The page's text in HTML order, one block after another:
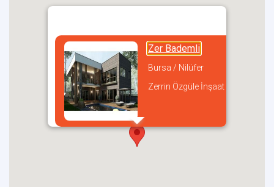
Zer Bademli
Bursa / Nilüfer
Zerrin Özgüle İnşaat